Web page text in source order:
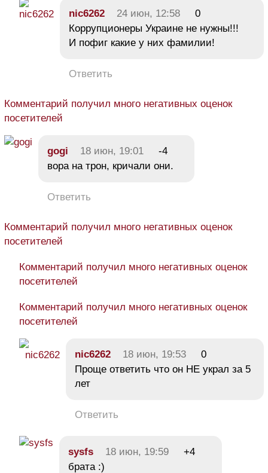
nic6262 24 июн, 12:58
0
Коррупционеры Украине не нужны!!!
И пофиг какие у них фамилии!
Ответить
Комментарий получил много негативных оценок
посетителей
gogi 18 июн, 19:01
-4
вора на трон, кричали они.
Ответить
Комментарий получил много негативных оценок
посетителей
Комментарий получил много негативных оценок
посетителей
Комментарий получил много негативных оценок
посетителей
nic6262 18 июн, 19:53
0
Проще ответить что он НЕ украл за 5
лет
Ответить
sysfs 18 июн, 19:59
+4
брата :)